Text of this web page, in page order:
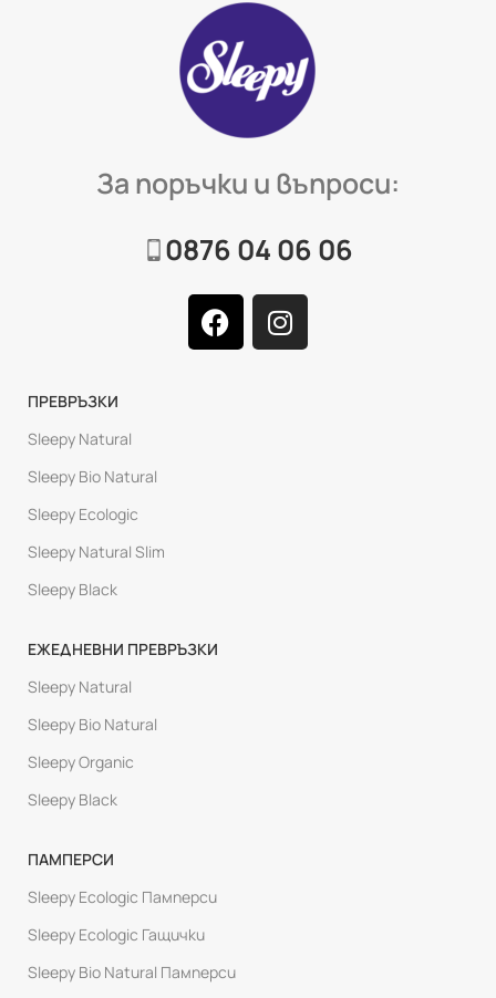
За поръчки и въпроси:
0876 04 06 06
ПРЕВРЪЗКИ
Sleepy Natural
Sleepy Bio Natural
Sleepy Ecologic
Sleepy Natural Slim
Sleepy Black
ЕЖЕДНЕВНИ ПРЕВРЪЗКИ
Sleepy Natural
Sleepy Bio Natural
Sleepy Organic
Sleepy Black
ПАМПЕРСИ
Sleepy Ecologic Памперси
Sleepy Ecologic Гащички
Sleepy Bio Natural Памперси